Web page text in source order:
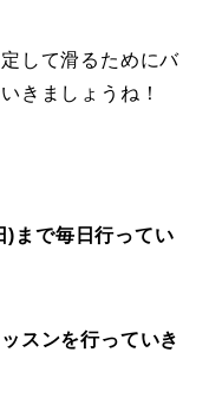
して滑るためにバ
きましょうね！
)まで毎日行ってい
スンを行っていき